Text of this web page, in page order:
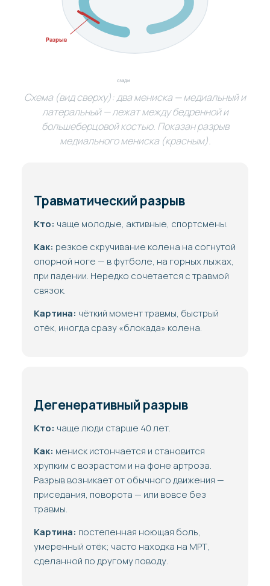
Разрыв
сзади
Схема (вид сверху): два мениска — медиальный и
латеральный — лежат между бедренной и
большеберцовой костью. Показан разрыв
медиального мениска (красным).
Травматический разрыв
Кто: чаще молодые, активные, спортсмены.
Как: резкое скручивание колена на согнутой
опорной ноге — в футболе, на горных лыжах,
при падении. Нередко сочетается с травмой
связок.
Картина: чёткий момент травмы, быстрый
отёк, иногда сразу «блокада» колена.
Дегенеративный разрыв
Кто: чаще люди старше 40 лет.
Как: мениск истончается и становится
хрупким с возрастом и на фоне артроза.
Разрыв возникает от обычного движения —
приседания, поворота — или вовсе без
травмы.
Картина: постепенная ноющая боль,
умеренный отёк; часто находка на МРТ,
сделанной по другому поводу.